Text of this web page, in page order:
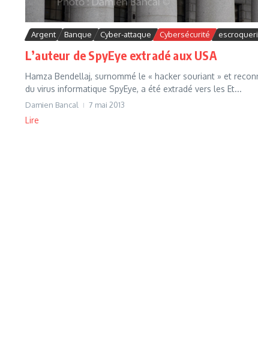
Argent Banque Cyber-attaque Cybersécurité
L’auteur de SpyEye extradé aux USA
Hamza Bendellaj, surnommé le « hacker souriant » et
du virus informatique SpyEye, a été extradé vers les Et...
Damien Bancal 7 mai 2013
Lire